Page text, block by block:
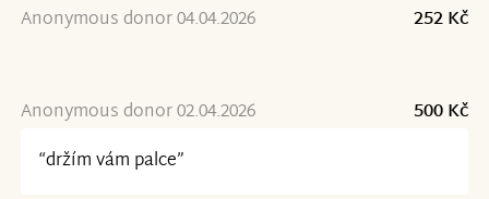
Anonymous donor 04.04.2026 252 Kč
Anonymous donor 02.04.2026
500 Kč
“držím vám palce”